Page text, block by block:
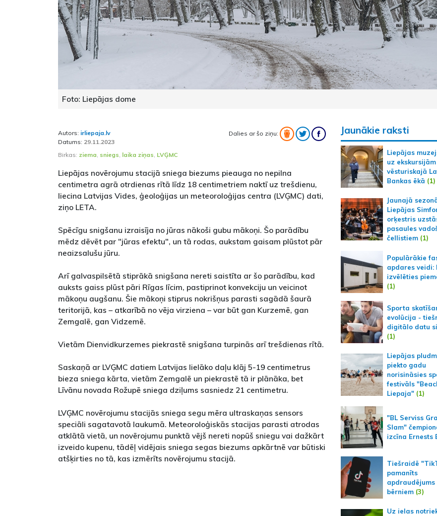
Foto: Liepājas dome
Autors: irliepaja.lv
Datums: 29.11.2023
Dalies ar šo ziņu:
Birkas: ziema, sniegs, laika ziņas, LVĢMC
Liepājas novērojumu stacijā sniega biezums pieauga no nepilna
centimetra agrā otrdienas rītā līdz 18 centimetriem naktī uz trešdienu,
liecina Latvijas Vides, ģeoloģijas un meteoroloģijas centra (LVĢMC) dati,
ziņo LETA.
Spēcīgu snigšanu izraisīja no jūras nākoši gubu mākoņi. Šo parādību
mēdz dēvēt par "jūras efektu", un tā rodas, aukstam gaisam plūstot pār
neaizsalušu jūru.
Arī galvaspilsētā stiprākā snigšana nereti saistīta ar šo parādību, kad
auksts gaiss plūst pāri Rīgas līcim, pastiprinot konvekciju un veicinot
mākoņu augšanu. Šie mākoņi stiprus nokrišņus parasti sagādā šaurā
teritorijā, kas – atkarībā no vēja virziena – var būt gan Kurzemē, gan
Zemgalē, gan Vidzemē.
Vietām Dienvidkurzemes piekrastē snigšana turpinās arī trešdienas rītā.
Saskaņā ar LVĢMC datiem Latvijas lielāko daļu klāj 5-19 centimetrus
bieza sniega kārta, vietām Zemgalē un piekrastē tā ir plānāka, bet
Līvānu novada Rožupē sniega dziļums sasniedz 21 centimetru.
LVĢMC novērojumu stacijās sniega segu mēra ultraskaņas sensors
speciāli sagatavotā laukumā. Meteoroloģiskās stacijas parasti atrodas
atklātā vietā, un novērojumu punktā vējš nereti nopūš sniegu vai dažkārt
izveido kupenu, tādēļ vidējais sniega segas biezums apkārtnē var būtiski
atšķirties no tā, kas izmērīts novērojumu stacijā.
Jaunākie raksti
Liepājas
uz ekskursijām
vēsturiskajā
Bankas ēkā (1)
Jaunajā
Liepājas
orķestris
pasaules
čellistiem(1)
Populārākie
apdares veidi:
izvēlēties
(1)
Sporta
evolūcija -
digitālo datu
(1)
Liepājas
piekto gadu
norisināsies
festivāls
Liepaja"(1)
"BL Serviss
Slam"
izcīna Ernests
Tiešraidē
pamanīts
apdraudējums
bērniem(3)
Uz ielas